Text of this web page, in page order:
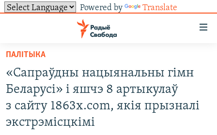
Powered by Translate
ўнівэрсальнага
доступу
Перайсьці
галоўнага
зьместу
да
УСЕ НАВІНЫ
ВІДЭА І ФОТА
ТОЛЬКІ НА СВАБОДЗЕ
ТЭСТЫ
СУВЯЗЬ
АБЫСЬЦІ БЛЯКАВАНЬНЕ
ПАДПІСАЦЦА
ПАЛІТЫКА
«Сапраўдны нацыянальны гімн
Беларусі» і яшчэ 8 артыкулаў
з сайту 1863х.com, якія прызналі
экстрэмісцкімі